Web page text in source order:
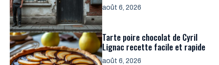
août 6, 2026
Tarte poire chocolat de Cyril
Lignac recette facile et rapide
août 6, 2026